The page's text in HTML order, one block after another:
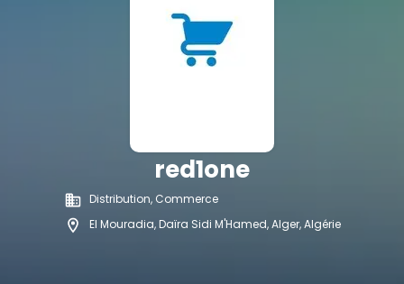
red1one
Distribution, Commerce
El Mouradia, Daïra Sidi M'Hamed, Alger, Algérie